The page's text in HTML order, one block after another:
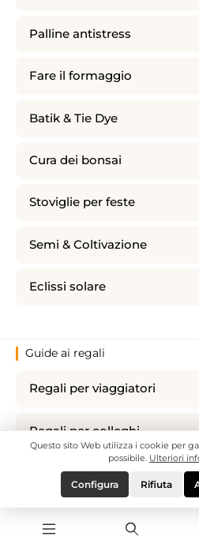
Palline antistress
Fare il formaggio
Batik & Tie Dye
Cura dei bonsai
Stoviglie per feste
Semi & Coltivazione
Eclissi solare
Guide ai regali
Regali per viaggiatori
Regali per colleghi
Regali per animali
Questo sito Web utilizza i cookie per
possibile. Ulteriori
Rifiuta
Configura